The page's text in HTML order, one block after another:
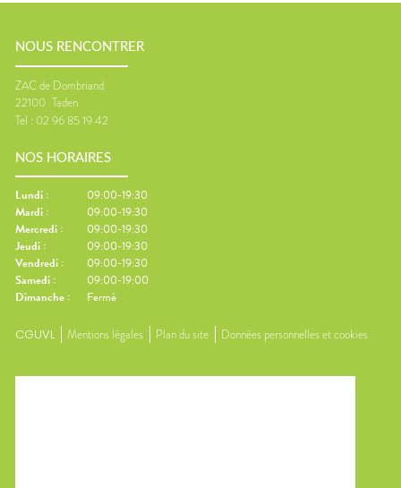
NOUS RENCONTRER
ZAC de Dombriand
22100 Taden
Tel : 02 96 85 19 42
NOS HORAIRES
Lundi :
09:00-19:30
Mardi :
09:00-19:30
Mercredi :
09:00-19:30
Jeudi :
09:00-19:30
Vendredi :
09:00-19:30
Samedi :
09:00-19:00
Dimanche : Fermé
CGUVL Mentions légales Plan du site Données personnelles et cookies